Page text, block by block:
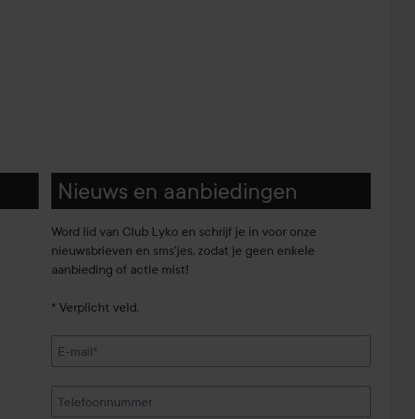
Nieuws en aanbiedingen
Word lid van Club Lyko en schrijf je in voor onze
nieuwsbrieven en sms'jes, zodat je geen enkele
aanbieding of actie mist!
* Verplicht veld.
E-mail*
Telefoonnummer